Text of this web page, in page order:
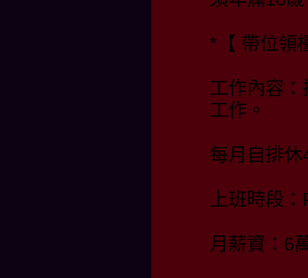
*【 帶位領
工作內容
工作。
每月自排休
上班時段
月薪資：6